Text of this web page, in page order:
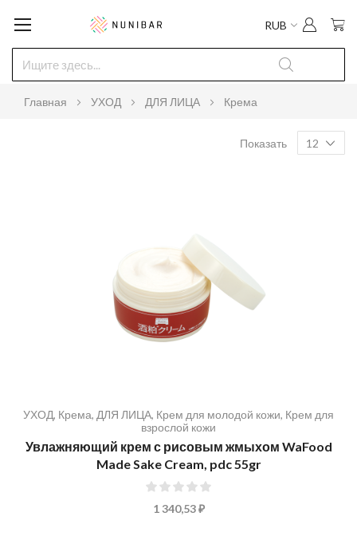
RUB
Главная УХОД ДЛЯ ЛИЦА Крема
Показать
УХОД, Крема, ДЛЯ ЛИЦА, Крем для молодой кожи, Крем для
взрослой кожи
Увлажняющий крем с рисовым жмыхом WaFood
Made Sake Cream, pdc 55gr
1 340,53 ₽